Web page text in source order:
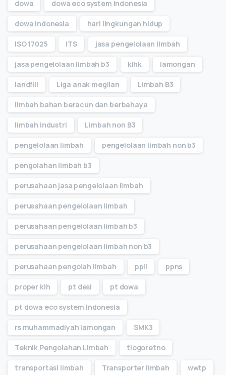
dowa dowa eco system indonesia
dowa Indonesia hari lingkungan hidup
ISO 17025 ITS jasa pengelolaan limbah
jasa pengelolaan limbah b3 klhk lamongan
landfill Liga anak megilan Limbah B3
limbah bahan beracun dan berbahaya
limbah industri Limbah non B3
pengelolaan limbah pengelolaan limbah non b3
pengolahan limbah b3
perusahaan jasa pengelolaan limbah
perusahaan pengelolaan limbah
perusahaan pengelolaan limbah b3
perusahaan pengelolaan limbah non b3
perusahaan pengolah limbah ppli ppns
proper klh pt desi pt dowa
pt dowa eco system Indonesia
rs muhammadiyah lamongan SMK3
Teknik Pengolahan Limbah tlogoretno
transportasi limbah Transporter limbah wwtp